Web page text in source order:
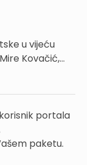
u vijeću
Kovačić,...
portala
paketu.